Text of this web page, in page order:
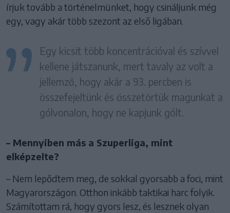
írjuk tovább a történelmünket, hogy csináljunk még
egy, vagy akár több szezont az első ligában.
Egy kicsit több koncentrációval és szívvel
kellene játszanunk, mert tavaly az volt a
jellemző, hogy akár a 93. percben is
összefejeltünk és összetörtük magunkat a
gólvonalon, hogy ne kapjunk gólt.
– Mennyiben más a Szuperliga, mint
elképzelte?
– Nem lepődtem meg, de sokkal gyorsabb a foci, mint
Magyarországon. Otthon inkább taktikai harc folyik.
Számítottam rá, hogy gyors lesz, és lesznek olyan